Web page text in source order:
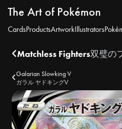
The Art of Pokémon
CardsProductsArtworkIllustrators
Matchless Fighters双璧の
Galarian Slowking V
ガラル ヤドキングV